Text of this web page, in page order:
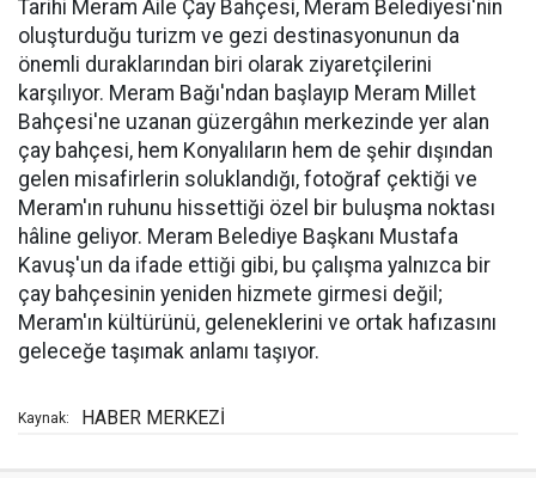
Tarihi Meram Aile Çay Bahçesi, Meram Belediyesi'nin
oluşturduğu turizm ve gezi destinasyonunun da
önemli duraklarından biri olarak ziyaretçilerini
karşılıyor. Meram Bağı'ndan başlayıp Meram Millet
Bahçesi'ne uzanan güzergâhın merkezinde yer alan
çay bahçesi, hem Konyalıların hem de şehir dışından
gelen misafirlerin soluklandığı, fotoğraf çektiği ve
Meram'ın ruhunu hissettiği özel bir buluşma noktası
hâline geliyor. Meram Belediye Başkanı Mustafa
Kavuş'un da ifade ettiği gibi, bu çalışma yalnızca bir
çay bahçesinin yeniden hizmete girmesi değil;
Meram'ın kültürünü, geleneklerini ve ortak hafızasını
geleceğe taşımak anlamı taşıyor.
Kaynak: HABER MERKEZİ